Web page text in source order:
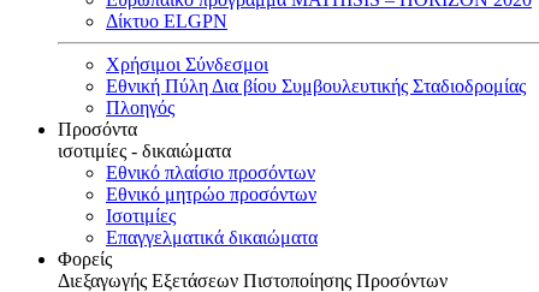
Δίκτυο ELGPN
Χρήσιμοι Σύνδεσμοι
Εθνική Πύλη Δια βίου Συμβουλευτικής Σταδιοδρομίας
Πλοηγός
Προσόντα
ισοτιμίες - δικαιώματα
Εθνικό πλαίσιο προσόντων
Εθνικό μητρώο προσόντων
Ισοτιμίες
Επαγγελματικά δικαιώματα
Φορείς
Διεξαγωγής Εξετάσεων Πιστοποίησης Προσόντων